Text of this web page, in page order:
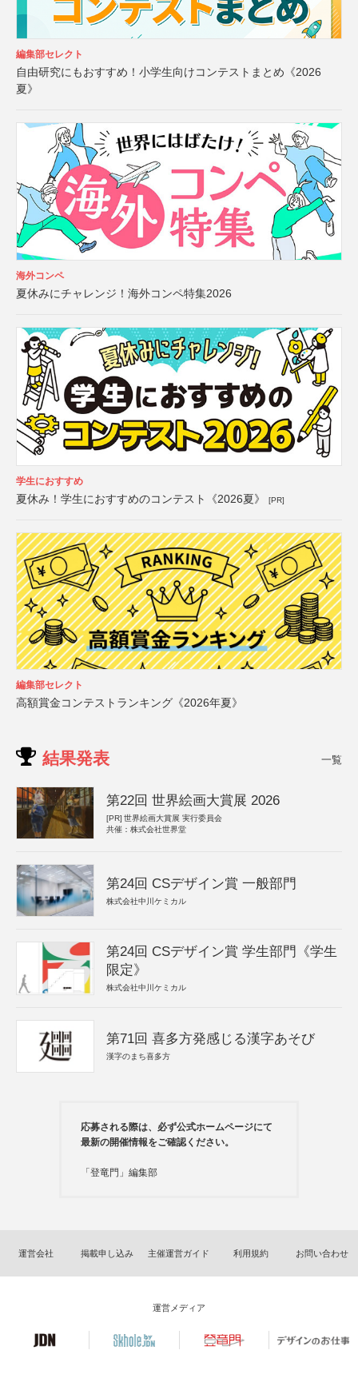
編集部セレクト
自由研究にもおすすめ！小学生向けコンテストまとめ《2026
夏》
海外コンペ
夏休みにチャレンジ！海外コンペ特集2026
学生におすすめ
夏休み！学生におすすめのコンテスト《2026夏》 [PR]
編集部セレクト
高額賞金コンテストランキング《2026年夏》
結果発表 一覧
第22回 世界絵画大賞展 2026
[PR] 世界絵画大賞展 実行委員会
共催：株式会社世界堂
第24回 CSデザイン賞 一般部門
株式会社中川ケミカル
第24回 CSデザイン賞 学生部門《学生
限定》
株式会社中川ケミカル
第71回 喜多方発感じる漢字あそび
漢字のまち喜多方
応募される際は、必ず公式ホームページにて
最新の開催情報をご確認ください。
「登竜門」編集部
運営会社 掲載申し込み 主催運営ガイド 利用規約 お問い合わせ
運営メディア